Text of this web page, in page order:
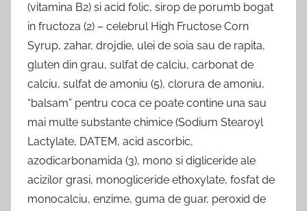
(vitamina B2) si acid folic, sirop de porumb bogat
in fructoza (2) – celebrul High Fructose Corn
Syrup, zahar, drojdie, ulei de soia sau de rapita,
gluten din grau, sulfat de calciu, carbonat de
calciu, sulfat de amoniu (5), clorura de amoniu,
“balsam” pentru coca ce poate contine una sau
mai multe substante chimice (Sodium Stearoyl
Lactylate, DATEM, acid ascorbic,
azodicarbonamida (3), mono si digliceride ale
acizilor grasi, monogliceride ethoxylate, fosfat de
monocalciu, enzime, guma de guar, peroxid de